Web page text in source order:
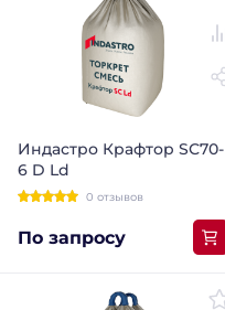
Индастро Крафтор SС70-
6 D Ld
0 отзывов
По запросу